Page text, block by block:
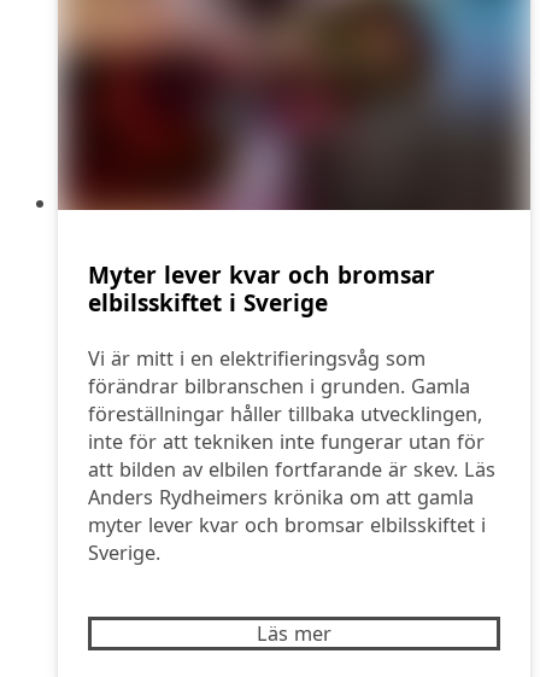
Myter lever kvar och bromsar
elbilsskiftet i Sverige
Vi är mitt i en elektrifieringsvåg som
förändrar bilbranschen i grunden. Gamla
föreställningar håller tillbaka utvecklingen,
inte för att tekniken inte fungerar utan för
att bilden av elbilen fortfarande är skev. Läs
Anders Rydheimers krönika om att gamla
myter lever kvar och bromsar elbilsskiftet i
Sverige.
Läs mer